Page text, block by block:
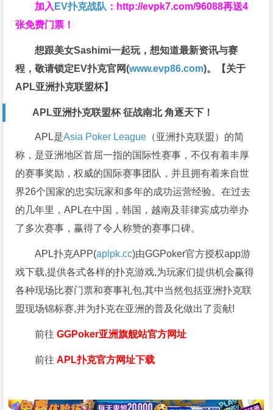
加入 EV扑克战队 ： http://evpk7.com/96088再送4
张免费门票！
想跟美女Sashimi一起玩，想知道最新资讯与赛
程，敬请锁定EV扑克官网(www.evp86.com)。
【关于
APL亚洲扑克联盟杯】
APL亚洲扑克联盟杯 征战南北 角逐天下！
APL是Asia Poker League （亚洲扑克联盟）的简
称，是亚洲地区首屈一指的国际性赛事，不仅有着丰厚
的赛事奖励，权威的国际赛事团队，并且拥有着来自世
界26个国家的忠实玩家和多年的成功运营经验。在过去
的几年里，APL在中国，韩国，越南及菲律宾成功举办
了多次赛事，赢得了令人称赞的赛事口碑。
APL扑克APP(aplpk.cc)由GGPoker官方授权app游
戏下载,提供各式各样的扑克游戏,为玩家们提供机会赢得
各种现场比赛门票和赛事礼包,其中当然包括亚洲扑克联
盟现场锦标赛,并为扑克在亚洲的普及化做出了贡献!
前往GGPoker亚洲旗舰站官方网址
前往APL扑克官方网址下载